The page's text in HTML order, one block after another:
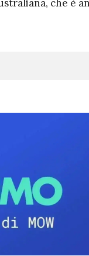
che è